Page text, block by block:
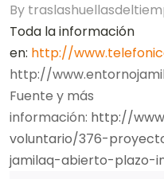
By
Toda la información
en: http://
http://
Fuente y más
información: http://
voluntario/376-
jamilaq-abierto-plazo-